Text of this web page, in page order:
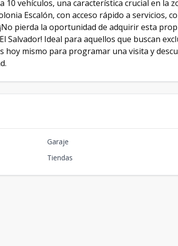
10 vehículos, una característica crucial en la
Escalón, con acceso rápido a servicios,
pierda la oportunidad de adquirir esta
Salvador! Ideal para aquellos que buscan
hoy mismo para programar una visita y
Garaje
Tiendas